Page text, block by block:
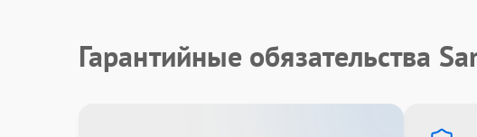
Гарантийные обязательства